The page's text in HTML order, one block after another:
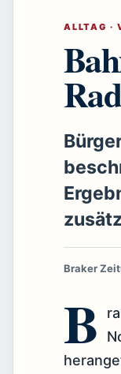
ALLTAG ·
Braker
B